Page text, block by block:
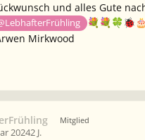
und alles Gute
💐💐🍀🐞 🎂
Mirkwood
Mitglied
20242 J.